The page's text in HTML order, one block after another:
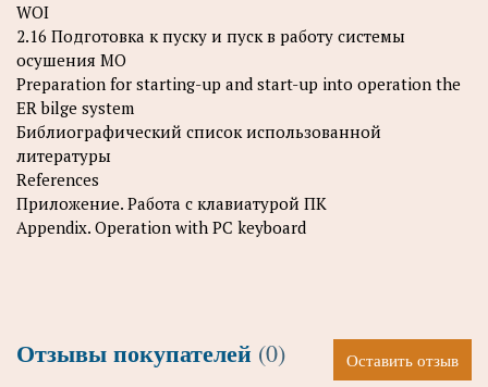
WOI
2.16 Подготовка к пуску и пуск в работу системы
осушения МО
Preparation for starting-up and start-up into operation the
ER bilge system
Библиографический список использованной
литературы
References
Приложение. Работа с клавиатурой ПК
Appendix. Operation with PC keyboard
Отзывы покупателей (0) Оставить отзыв